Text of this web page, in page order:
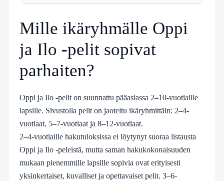
Mille ikäryhmälle Oppi
ja Ilo -pelit sopivat
parhaiten?
Oppi ja Ilo -pelit on suunnattu pääasiassa 2–10-vuotiaille
lapsille. Sivustolla pelit on jaoteltu ikäryhmittäin: 2–4-
vuotiaat, 5–7-vuotiaat ja 8–12-vuotiaat.
2–4-vuotiaille hakutuloksissa ei löytynyt suoraa listausta
Oppi ja Ilo -peleistä, mutta saman hakukokonaisuuden
mukaan pienemmille lapsille sopivia ovat erityisesti
yksinkertaiset, kuvalliset ja opettavaiset pelit. 3–6-